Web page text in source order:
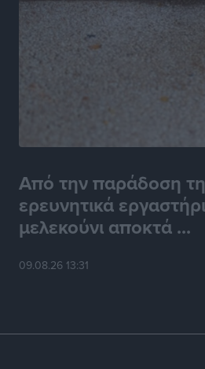
Από την παράδοση
ερευνητικά
μελεκούνι αποκτά ...
09.08.26 13:31